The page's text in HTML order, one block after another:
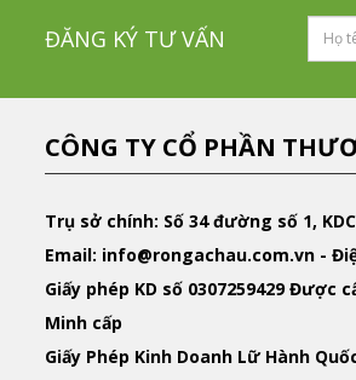
ĐĂNG KÝ TƯ VẤN
CÔNG TY CỔ PHẦN
Trụ sở chính: Số 34 đường số 1,
Email: info@rongachau.com.vn -
Giấy phép KD số 0307259429 Được
Minh cấp
Giấy Phép Kinh Doanh Lữ Hành